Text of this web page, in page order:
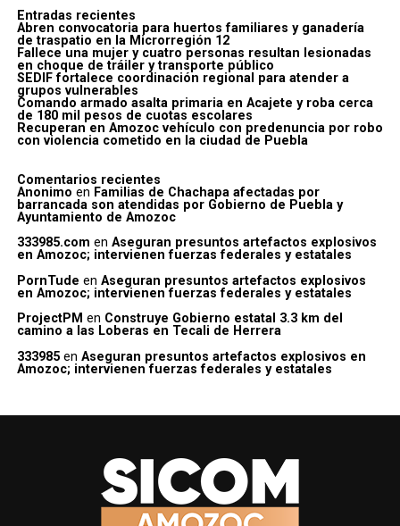
Entradas recientes
Abren convocatoria para huertos familiares y ganadería
de traspatio en la Microrregión 12
Fallece una mujer y cuatro personas resultan lesionadas
en choque de tráiler y transporte público
SEDIF fortalece coordinación regional para atender a
grupos vulnerables
Comando armado asalta primaria en Acajete y roba cerca
de 180 mil pesos de cuotas escolares
Recuperan en Amozoc vehículo con predenuncia por robo
con violencia cometido en la ciudad de Puebla
Comentarios recientes
Anonimo en Familias de Chachapa afectadas por
barrancada son atendidas por Gobierno de Puebla y
Ayuntamiento de Amozoc
333985.com en Aseguran presuntos artefactos explosivos
en Amozoc; intervienen fuerzas federales y estatales
PornTude en Aseguran presuntos artefactos explosivos
en Amozoc; intervienen fuerzas federales y estatales
ProjectPM en Construye Gobierno estatal 3.3 km del
camino a las Loberas en Tecali de Herrera
333985en Aseguran presuntos artefactos explosivos en
Amozoc; intervienen fuerzas federales y estatales